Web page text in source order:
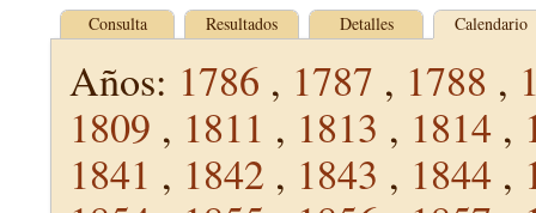
Consulta Resultados Detalles Calendario
Años: 1786 , 1787 , 1788 ,
1809 , 1811 , 1813 , 1814 ,
1841 , 1842 , 1843 , 1844 ,